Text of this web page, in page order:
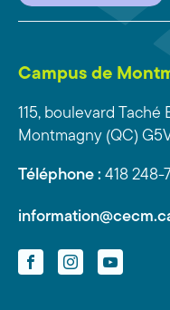
Campus de
115, boulevard Taché
Montmagny (QC)
Téléphone : 418 248-
FacebookInstagramYouTube